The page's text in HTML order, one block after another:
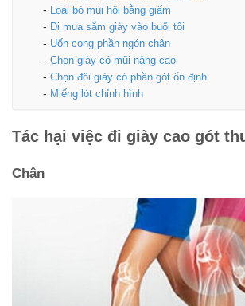
Loại bỏ mùi hôi bằng giấm
Đi mua sắm giày vào buổi tối
Uốn cong phần ngón chân
Chọn giày có mũi nâng cao
Chọn đôi giày có phần gót ổn định
Miếng lót chỉnh hình
Tác hại việc đi giày cao gót
Chân